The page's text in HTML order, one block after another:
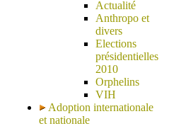
Actualité
Anthropo et
divers
Elections
présidentielles
2010
Orphelins
VIH
Adoption internationale
et nationale